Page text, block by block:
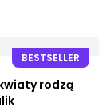
BESTSELLER
rodzą